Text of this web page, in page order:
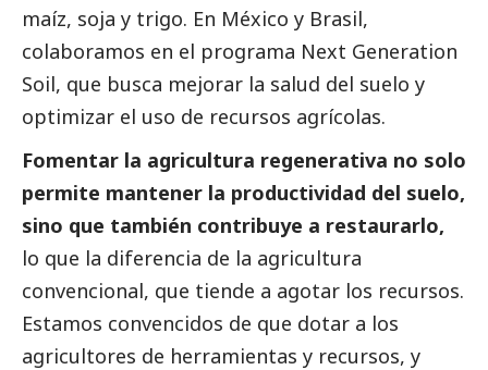
maíz, soja y trigo. En México y Brasil,
colaboramos en el programa Next Generation
Soil, que busca mejorar la salud del suelo y
optimizar el uso de recursos agrícolas.
Fomentar la agricultura regenerativa no solo
permite mantener la productividad del suelo,
sino que también contribuye a restaurarlo,
lo que la diferencia de la agricultura
convencional, que tiende a agotar los recursos.
Estamos convencidos de que dotar a los
agricultores de herramientas y recursos, y